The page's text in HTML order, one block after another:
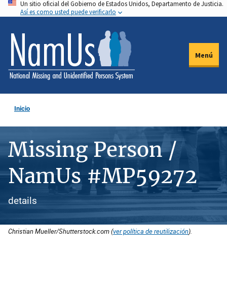
Pasar
al
contenido
principal
Un sitio oficial del Gobierno de Estados Unidos, Departamento de Justicia.
Así es como usted puede verificarlo
Menú
Inicio
Missing Person /
NamUs #MP59272
details
Christian Mueller/Shutterstock.com (ver política de reutilización).